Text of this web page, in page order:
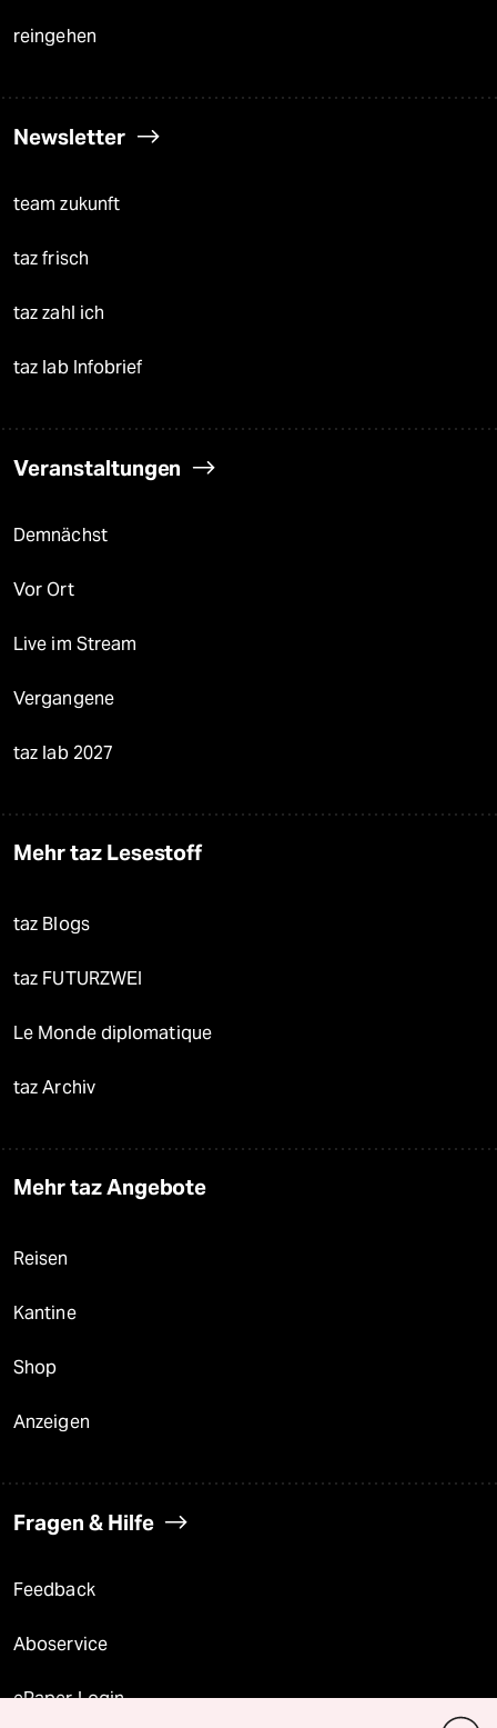
reingehen
Newsletter
team zukunft
taz frisch
taz zahl ich
taz lab Infobrief
Veranstaltungen
Demnächst
Vor Ort
Live im Stream
Vergangene
taz lab 2027
Mehr taz Lesestoff
taz Blogs
taz FUTURZWEI
Le Monde diplomatique
taz Archiv
Mehr taz Angebote
Reisen
Kantine
Shop
Anzeigen
Fragen & Hilfe
Feedback
Aboservice
ePaper Login